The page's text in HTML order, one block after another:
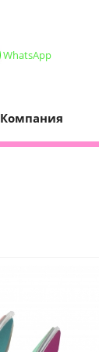
WhatsApp
Компания